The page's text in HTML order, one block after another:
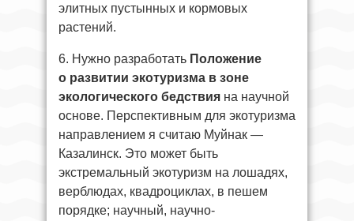
элитных пустынных и кормовых
растений.
6. Нужно разработать Положение
о развитии экотуризма в зоне
экологического бедствия на научной
основе. Перспективным для экотуризма
направлением я считаю Муйнак —
Казалинск. Это может быть
экстремальный экотуризм на лошадях,
верблюдах, квадроциклах, в пешем
порядке; научный, научно-